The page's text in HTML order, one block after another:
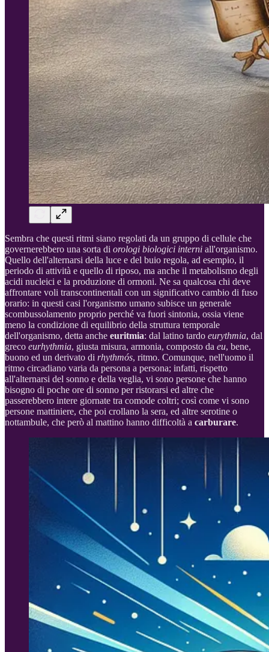
Sembra che questi ritmi siano regolati da un gruppo di cellule che
governerebbero una sorta di orologi biologici interni all'organismo.
Quello dell'alternarsi della luce e del buio regola, ad esempio, il
periodo di attività e quello di riposo, ma anche il metabolismo degli
acidi nucleici e la produzione di ormoni. Ne sa qualcosa chi deve
affrontare voli transcontinentali con un significativo cambio di fuso
orario: in questi casi l'organismo umano subisce un generale
scombussolamento proprio perché va fuori sintonia, ossia viene
meno la condizione di equilibrio della struttura temporale
dell'organismo, detta anche euritmia: dal latino tardo eurythmia, dal
greco eurhythmia, giusta misura, armonia, composto da eu, bene,
buono ed un derivato di rhythmós, ritmo. Comunque, nell'uomo il
ritmo circadiano varia da persona a persona; infatti, rispetto
all'alternarsi del sonno e della veglia, vi sono persone che hanno
bisogno di poche ore di sonno per ristorarsi ed altre che
passerebbero intere giornate tra comode coltri; così come vi sono
persone mattiniere, che poi crollano la sera, ed altre serotine o
nottambule, che però al mattino hanno difficoltà a carburare.